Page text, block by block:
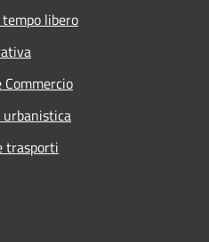
libero
Commercio
urbanistica
trasporti